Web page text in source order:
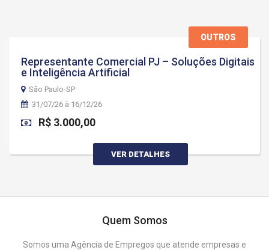
OUTROS
Representante Comercial PJ – Soluções Digitais
e Inteligência Artificial
São Paulo-SP
31/07/26 à 16/12/26
R$ 3.000,00
VER DETALHES
Quem Somos
Somos uma Agência de Empregos que atende empresas e